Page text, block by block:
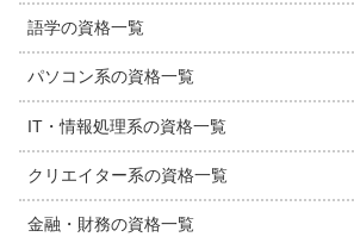
語学の資格一覧
パソコン系の資格一覧
IT・情報処理系の資格一覧
クリエイター系の資格一覧
金融・財務の資格一覧